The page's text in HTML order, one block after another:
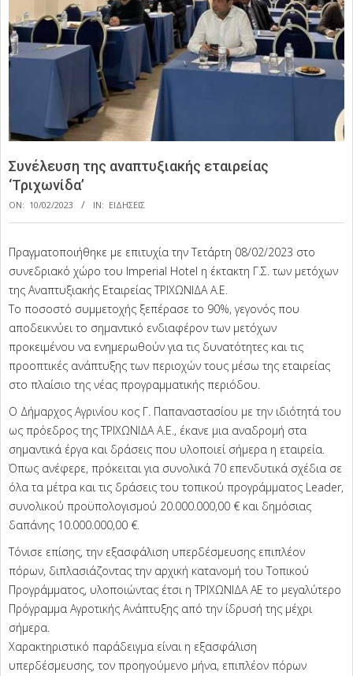
Συνέλευση της αναπτυξιακής εταιρείας
‘Τριχωνίδα’
ON: 10/02/2023 IN: ΕΙΔΗΣΕΙΣ
Πραγματοποιήθηκε με επιτυχία την Τετάρτη 08/02/2023 στο
συνεδριακό χώρο του Imperial Hotel η έκτακτη Γ.Σ. των μετόχων
της Αναπτυξιακής Εταιρείας ΤΡΙΧΩΝΙΔΑ Α.Ε.
Το ποσοστό συμμετοχής ξεπέρασε το 90%, γεγονός που
αποδεικνύει το σημαντικό ενδιαφέρον των μετόχων
προκειμένου να ενημερωθούν για τις δυνατότητες και τις
προοπτικές ανάπτυξης των περιοχών τους μέσω της εταιρείας
στο πλαίσιο της νέας προγραμματικής περιόδου.
Ο Δήμαρχος Αγρινίου κος Γ. Παπαναστασίου με την ιδιότητά του
ως πρόεδρος της ΤΡΙΧΩΝΙΔΑ Α.Ε., έκανε μια αναδρομή στα
σημαντικά έργα και δράσεις που υλοποιεί σήμερα η εταιρεία.
Όπως ανέφερε, πρόκειται για συνολικά 70 επενδυτικά σχέδια σε
όλα τα μέτρα και τις δράσεις του τοπικού προγράμματος Leader,
συνολικού προϋπολογισμού 20.000.000,00 € και δημόσιας
δαπάνης 10.000.000,00 €.
Τόνισε επίσης, την εξασφάλιση υπερδέσμευσης επιπλέον
πόρων, διπλασιάζοντας την αρχική κατανομή του Τοπικού
Προγράμματος, υλοποιώντας έτσι η ΤΡΙΧΩΝΙΔΑ ΑΕ το μεγαλύτερο
Πρόγραμμα Αγροτικής Ανάπτυξης από την ίδρυσή της μέχρι
σήμερα.
Χαρακτηριστικό παράδειγμα είναι η εξασφάλιση
υπερδέσμευσης, τον προηγούμενο μήνα, επιπλέον πόρων